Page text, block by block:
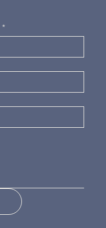
*